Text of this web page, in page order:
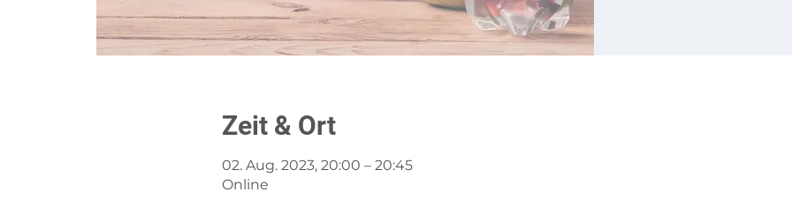
Zeit & Ort
02. Aug. 2023, 20:00 – 20:45
Online